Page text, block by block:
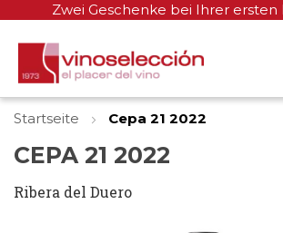
Zwei Geschenke bei Ihrer ersten
Startseite Cepa 21 2022
CEPA 21 2022
Ribera del Duero